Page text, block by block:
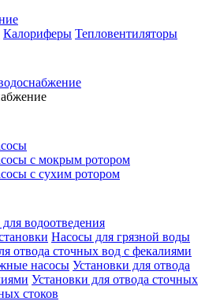
Калориферы Тепловентиляторы
с мокрым ротором
с сухим ротором
водоотведения
Насосы для грязной воды
отвода сточных вод c фекалиями
насосы Установки для отвода
Установки для отвода сточных
стоков